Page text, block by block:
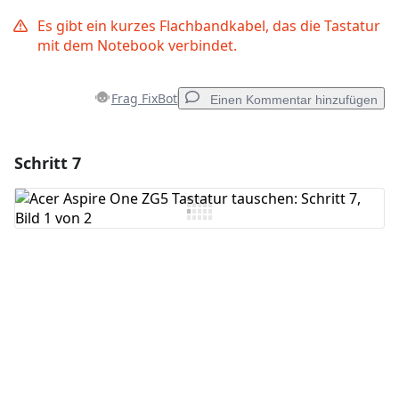
Es gibt ein kurzes Flachbandkabel, das die Tastatur
mit dem Notebook verbindet.
Frag FixBot Einen Kommentar hinzufügen
Kommentar hinzufügen
Schritt 7